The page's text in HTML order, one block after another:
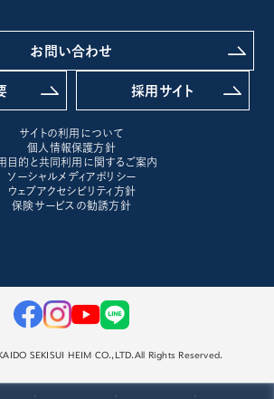
お問い合わせ
採用サイト
サイトの利用について
個人情報保護方針
目的と共同利用に関するご案内
ソーシャルメディアポリシー
ウェブアクセシビリティ方針
保険サービスの勧誘方針
SEKISUI HEIM CO.,LTD.All Rights Reserved.